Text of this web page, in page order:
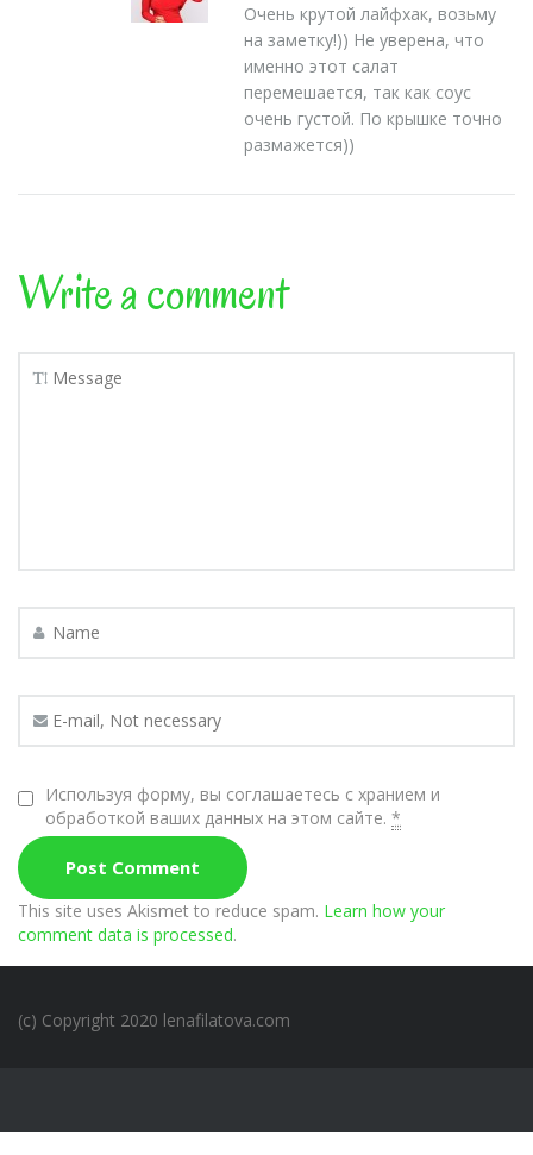
Очень крутой лайфхак, возьму
на заметку!)) Не уверена, что
именно этот салат
перемешается, так как соус
очень густой. По крышке точно
размажется))
Write a comment
Используя форму, вы соглашаетесь с хранием и
обработкой ваших данных на этом сайте. *
This site uses Akismet to reduce spam. Learn how your
comment data is processed.
(c) Copyright 2020 lenafilatova.com